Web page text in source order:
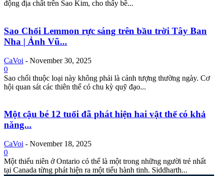
động địa chất trên Sao Kim, cho thấy bề...
Sao Chổi Lemmon rực sáng trên bầu trời Tây Ban
Nha | Ảnh Vũ...
CaVoi - November 30, 2025
0
Sao chổi thuộc loại này không phải là cảnh tượng thường ngày. Cơ
hội quan sát các thiên thể có chu kỳ quỹ đạo...
Một cậu bé 12 tuổi đã phát hiện hai vật thể có khả
năng...
CaVoi - November 18, 2025
0
Một thiếu niên ở Ontario có thể là một trong những người trẻ nhất
tại Canada từng phát hiện ra một tiểu hành tinh. Siddharth...